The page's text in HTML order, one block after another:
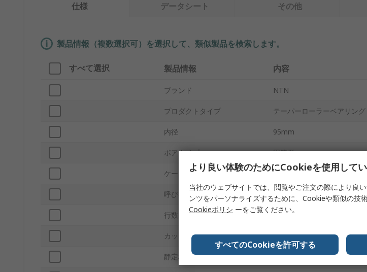
仕様 データシート その他
製品情報（複数選択可）を選択して、類似製品を検索します。
すべて選択 製品情報 内容
ブランド NTN
プロダクトタイプ テーパーローラーベアリング
内径 95mm
ボアタイプ 円筒形
ケージ材質 スチール
呼び径 135mm
行数 1
カップ幅 14mm
静定格荷重 129kN
より良い体験のためにCookieを使用して
当社のウェブサイトでは、閲覧やご注文の際により良
ンツをパーソナライズするために、Cookieや類似の技
Cookieポリシ ーをご覧ください。
すべてのCookieを許可する